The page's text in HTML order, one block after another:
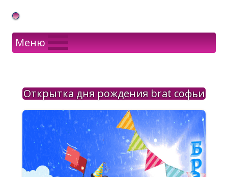
Gif Открытки в подарок
Меню
Открытка дня рождения brat софьи